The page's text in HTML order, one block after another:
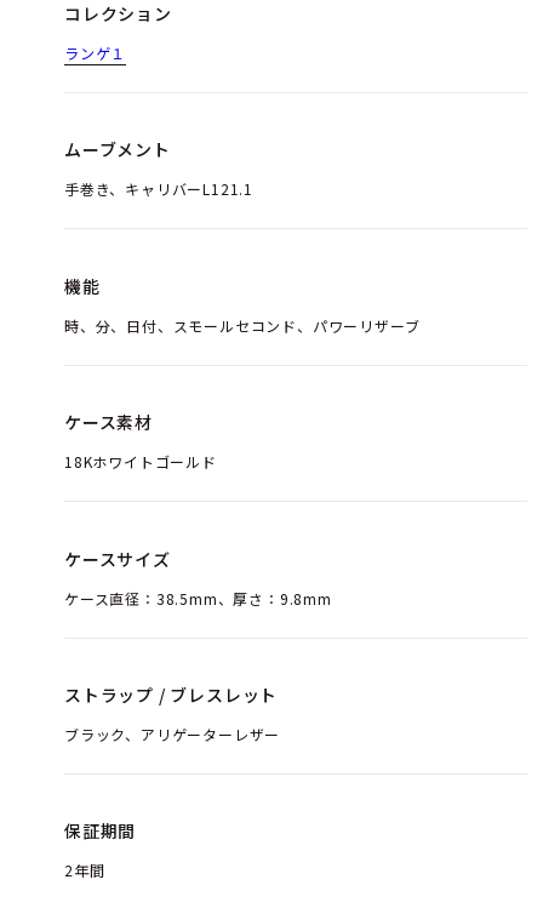
コレクション
ランゲ１
ムーブメント
手巻き、キャリバーL121.1
機能
時、分、日付、スモールセコンド、パワーリザーブ
ケース素材
18Kホワイトゴールド
ケースサイズ
ケース直径：38.5mm、厚さ：9.8mm
ストラップ / ブレスレット
ブラック、アリゲーターレザー
保証期間
2年間